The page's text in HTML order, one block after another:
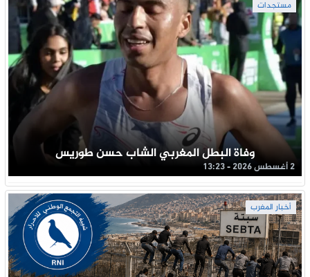
مستجدات
وفاة البطل المغربي الشاب حسن طوريس
2 أغسطس 2026 - 13:23
أخبار المغرب